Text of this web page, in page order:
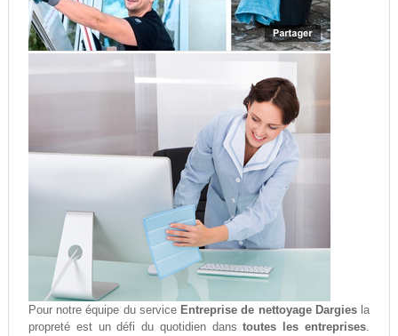
Pour notre équipe du service Entreprise de nettoyage Dargiesla
propreté est un défi du quotidien danstoutes les entreprises.